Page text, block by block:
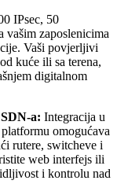
IPsec, 50
zaposlenicima
Vaši povjerljivi
kuće ili sa terena,
digitalnom
a: Integracija u
omogućava
rutere, switcheve i
web interfejs ili
i kontrolu nad